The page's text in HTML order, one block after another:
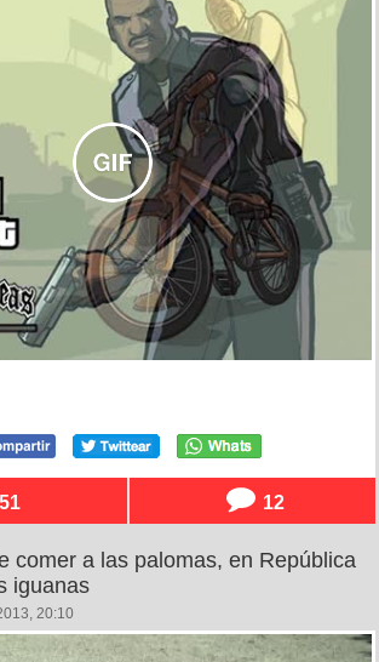
12
comer a las palomas, en República
iguanas
20:10